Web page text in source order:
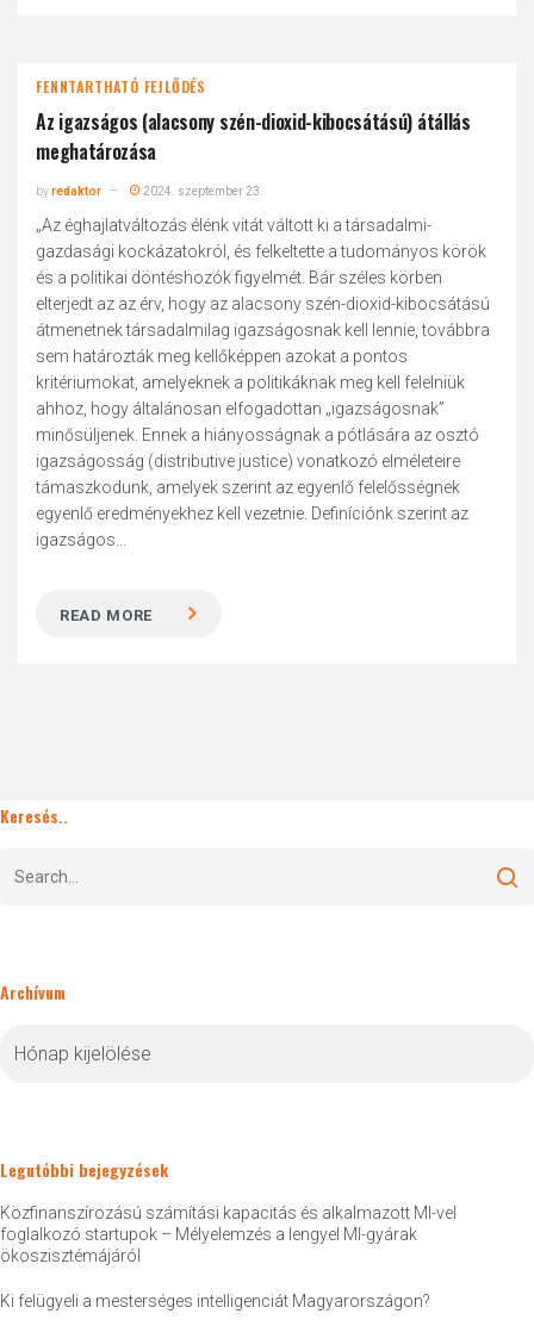
FENNTARTHATÓ FEJLŐDÉS
Az igazságos (alacsony szén-dioxid-kibocsátású) átállás
meghatározása
byredaktor 2024. szeptember 23.
„Az éghajlatváltozás élénk vitát váltott ki a társadalmi-
gazdasági kockázatokról, és felkeltette a tudományos körök
és a politikai döntéshozók figyelmét. Bár széles körben
elterjedt az az érv, hogy az alacsony szén-dioxid-kibocsátású
átmenetnek társadalmilag igazságosnak kell lennie, továbbra
sem határozták meg kellőképpen azokat a pontos
kritériumokat, amelyeknek a politikáknak meg kell felelniük
ahhoz, hogy általánosan elfogadottan „igazságosnak”
minősüljenek. Ennek a hiányosságnak a pótlására az osztó
igazságosság (distributive justice) vonatkozó elméleteire
támaszkodunk, amelyek szerint az egyenlő felelősségnek
egyenlő eredményekhez kell vezetnie. Definíciónk szerint az
igazságos...
READ MORE
Keresés..
Archívum
Legutóbbi bejegyzések
Közfinanszírozású számítási kapacitás és alkalmazott MI-vel
foglalkozó startupok – Mélyelemzés a lengyel MI-gyárak
ökoszisztémájáról
Ki felügyeli a mesterséges intelligenciát Magyarországon?